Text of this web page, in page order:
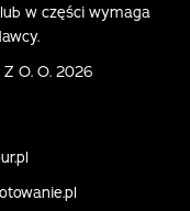
w części wymaga
Z O. O. 2026